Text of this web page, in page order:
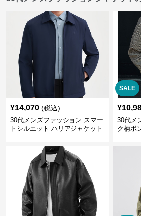
¥14,070 (税込)
30代メンズファッション スマー
トシルエット ハリアジャケット
SALE
¥
30代メ
ク柄ボ